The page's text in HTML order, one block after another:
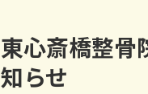
東心斎橋整骨
知らせ